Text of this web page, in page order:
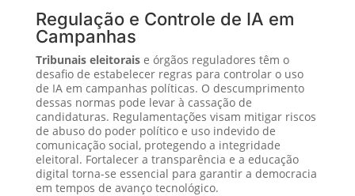
Regulação e Controle de IA em
Campanhas
Tribunais eleitoraise órgãos reguladores têm o
desafio de estabelecer regras para controlar o uso
de IA em campanhas políticas. O descumprimento
dessas normas pode levar à cassação de
candidaturas. Regulamentações visam mitigar riscos
de abuso do poder político e uso indevido de
comunicação social, protegendo a integridade
eleitoral. Fortalecer a transparência e a educação
digital torna-se essencial para garantir a democracia
em tempos de avanço tecnológico.